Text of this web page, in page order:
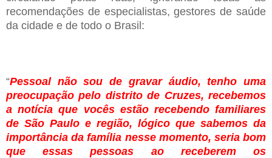
recomendações de especialistas, gestores de saúde
da cidade e de todo o Brasil:
“Pessoal não sou de gravar áudio, tenho uma
preocupação pelo distrito de Cruzes, recebemos
a notícia que vocês estão recebendo familiares
de São Paulo e região, lógico que sabemos da
importância da família nesse momento, seria bom
que essas pessoas ao receberem os